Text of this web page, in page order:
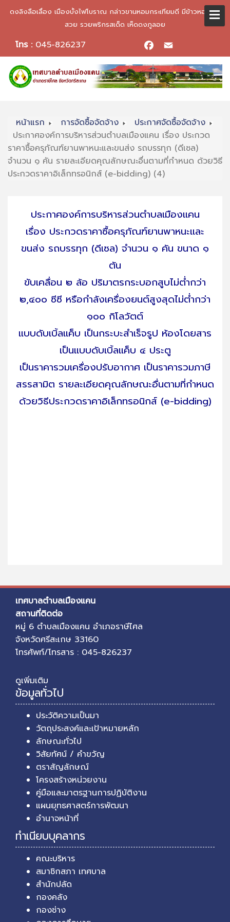
ดงลิงลือเลื่อง เมืองบั้งไฟโบราณ กล่าวขานหอมกระเทียมดี มีข้าวหอมมะลิ
สวย รวยพริกรสเด็ด เห็ดดงภูลอย
โทร : 045-826237
Facebook
Email
หน้าแรก การจัดซื้อจัดจ้าง
ประกาศจัดซื้อจัดจ้าง
ประกาศองค์การบริหารส่วนตำบลเมืองแคน เรื่อง ประกวด
ราคาซื้อครุภัณฑ์ยานพาหนะและขนส่ง รถบรรทุก (ดีเซล)
จำนวน ๑ คัน รายละเอียดคุณลักษณะอื่นตามที่กำหนด ด้วยวิธี
ประกวดราคาอิเล็กทรอนิกส์ (e-bidding) (4)
ประกาศองค์การบริหารส่วนตำบลเมืองแคน
เรื่อง ประกวดราคาซื้อครุภัณฑ์ยานพาหนะและ
ขนส่ง รถบรรทุก (ดีเซล) จำนวน ๑ คัน ขนาด ๑
ตัน
ขับเคลื่อน ๒ ล้อ ปริมาตรกระบอกสูบไม่ต่ำกว่า
๒,๔๐๐ ซีซี หรือกำลังเครื่องยนต์สูงสุดไม่ต่ำกว่า
๑๐๐ กิโลวัตต์
แบบดับเบิ้ลแค็บ เป็นกระบะสำเร็จรูป ห้องโดยสาร
เป็นแบบดับเบิ้ลแค็บ ๔ ประตู
เป็นราคารวมเครื่องปรับอากาศ เป็นราคารวมภาษี
สรรสามิต รายละเอียดคุณลักษณะอื่นตามที่กำหนด
ด้วยวิธีประกวดราคาอิเล็กทรอนิกส์ (e-bidding)
เทศบาลตำบลเมืองแคน
สถานที่ติดต่อ
หมู่ 6 ตำบลเมืองแคน อำเภอราษีไศล
จังหวัดศรีสะเกษ 33160
โทรศัพท์/โทรสาร : 045-826237
ดูเพิ่มเติม
ข้อมูลทั่วไป
ประวัติความเป็นมา
วัตถุประสงค์และเป้าหมายหลัก
ลักษณะทั่วไป
วิสัยทัศน์ / คำขวัญ
ตราสัญลักษณ์
โครงสร้างหน่วยงาน
คู่มือและมาตรฐานการปฏิบัติงาน
แผนยุทธศาสตร์การพัฒนา
อำนาจหน้าที่
ทำเนียบบุคลากร
คณะบริหาร
สมาชิกสภา เทศบาล
สำนักปลัด
กองคลัง
กองช่าง